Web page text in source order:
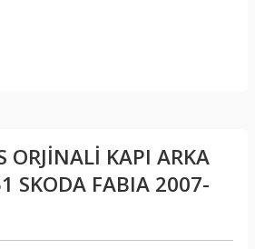
ORJİNALİ KAPI ARKA
SKODA FABIA 2007-